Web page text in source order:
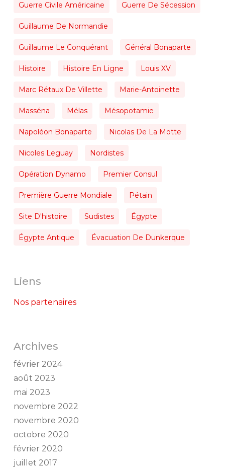
Guerre Civile Américaine Guerre De Sécession
Guillaume De Normandie
Guillaume Le Conquérant Général Bonaparte
Histoire Histoire En Ligne Louis XV
Marc Rétaux De Villette Marie-Antoinette
Masséna Mélas Mésopotamie
Napoléon Bonaparte Nicolas De La Motte
Nicoles Leguay Nordistes
Opération Dynamo Premier Consul
Première Guerre Mondiale Pétain
Site D'histoire Sudistes Égypte
Égypte Antique Évacuation De Dunkerque
Liens
Nos partenaires
Archives
février 2024
août 2023
mai 2023
novembre 2022
novembre 2020
octobre 2020
février 2020
juillet 2017